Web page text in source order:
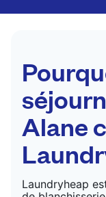
costumes, les
Alane
Laundryheap